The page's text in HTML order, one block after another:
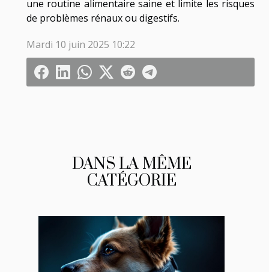
DANS LA MÊME
CATÉGORIE
une routine alimentaire saine et limite les risques
de problèmes rénaux ou digestifs.
Mardi 10 juin 2025 10:22